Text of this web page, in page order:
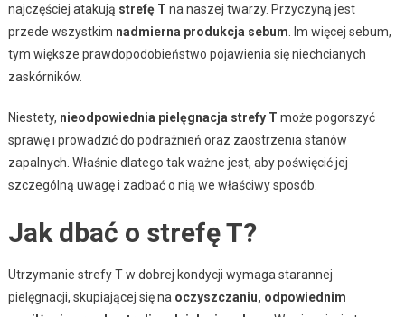
najczęściej atakują strefę T na naszej twarzy. Przyczyną jest
przede wszystkim nadmierna produkcja sebum . Im więcej sebum,
tym większe prawdopodobieństwo pojawienia się niechcianych
zaskórników.
Niestety, nieodpowiednia pielęgnacja strefy T może pogorszyć
sprawę i prowadzić do podrażnień oraz zaostrzenia stanów
zapalnych. Właśnie dlatego tak ważne jest, aby poświęcić jej
szczególną uwagę i zadbać o nią we właściwy sposób.
Jak dbać o strefę T?
Utrzymanie strefy T w dobrej kondycji wymaga starannej
pielęgnacji, skupiającej się na oczyszczaniu, odpowiednim